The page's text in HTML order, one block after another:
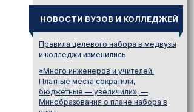
НОВОСТИ ВУЗОВ И КОЛЛЕДЖЕЙ
Правила целевого набора в медвузы
и колледжи изменились
«Много инженеров и учителей.
Платные места сократили,
бюджетные — увеличили», —
Минобразования о плане набора в